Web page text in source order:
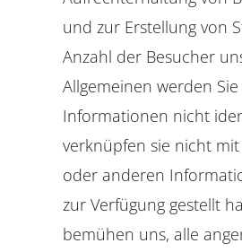
und zur Erstellung von
Anzahl der Besucher
Allgemeinen werden
Informationen nicht
verknüpfen sie nicht
oder anderen
zur Verfügung gestellt
bemühen uns, alle